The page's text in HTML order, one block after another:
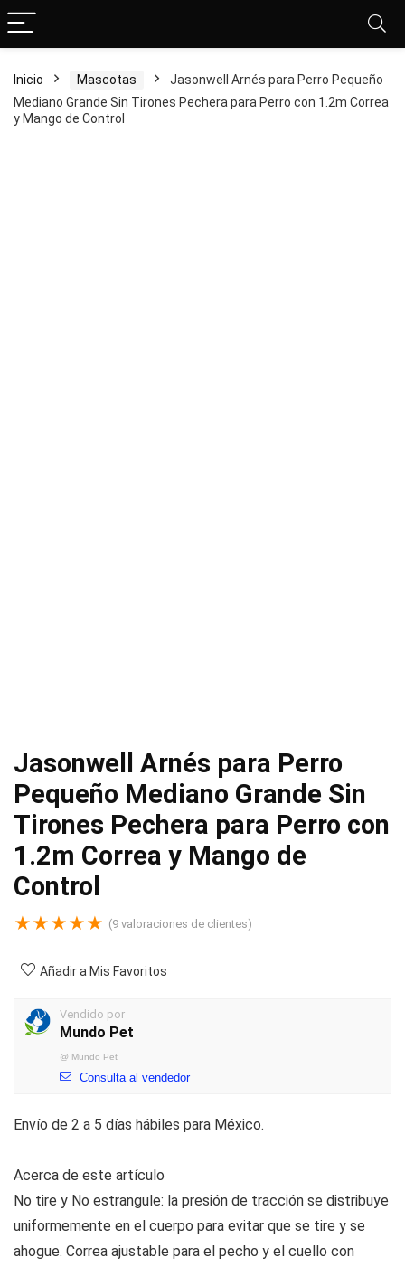
Inicio Mascotas
Jasonwell Arnés para Perro Pequeño
Mediano Grande Sin Tirones Pechera para Perro con 1.2m Correa
y Mango de Control
Jasonwell Arnés para Perro
Pequeño Mediano Grande Sin
Tirones Pechera para Perro con
1.2m Correa y Mango de
Control
★★★★★ (9 valoraciones de clientes)
Añadir a Mis Favoritos
Vendido por
Mundo Pet
@ Mundo Pet
Consulta al vendedor
Envío de 2 a 5 días hábiles para México.
Acerca de este artículo
No tire y No estrangule: la presión de tracción se distribuye
uniformemente en el cuerpo para evitar que se tire y se
ahogue. Correa ajustable para el pecho y el cuello con